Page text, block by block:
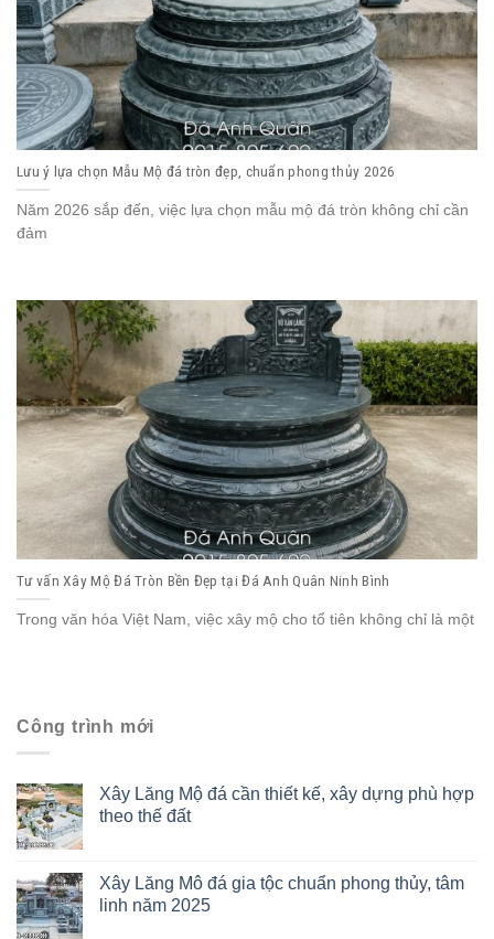
Lưu ý lựa chọn Mẫu Mộ đá tròn đẹp, chuẩn phong thủy 2026
Năm 2026 sắp đến, việc lựa chọn mẫu mộ đá tròn không chỉ cần
đảm
Tư vấn Xây Mộ Đá Tròn Bền Đẹp tại Đá Anh Quân Ninh Bình
Trong văn hóa Việt Nam, việc xây mộ cho tổ tiên không chỉ là một
Công trình mới
Xây Lăng Mộ đá cần thiết kế, xây dựng phù hợp
theo thế đất
Xây Lăng Mô đá gia tộc chuẩn phong thủy, tâm
linh năm 2025